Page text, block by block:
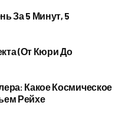
За 5 Минут, 5
(от Кюри До
Какое Космическое
Рейхе